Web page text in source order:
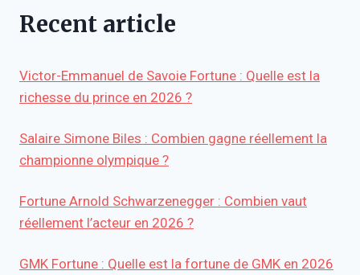
Recent article
Victor-Emmanuel de Savoie Fortune : Quelle est la
richesse du prince en 2026 ?
Salaire Simone Biles : Combien gagne réellement la
championne olympique ?
Fortune Arnold Schwarzenegger : Combien vaut
réellement l’acteur en 2026 ?
GMK Fortune : Quelle est la fortune de GMK en 2026